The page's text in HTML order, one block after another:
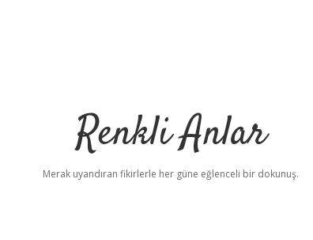
Renkli Anlar
Merak uyandıran fikirlerle her güne eğlenceli bir dokunuş.